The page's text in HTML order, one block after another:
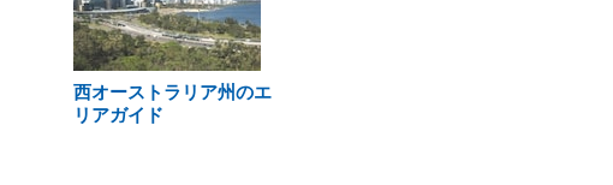
西オーストラリア州のエ
リアガイド